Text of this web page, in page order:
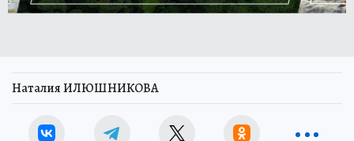
Наталия ИЛЮШНИКОВА